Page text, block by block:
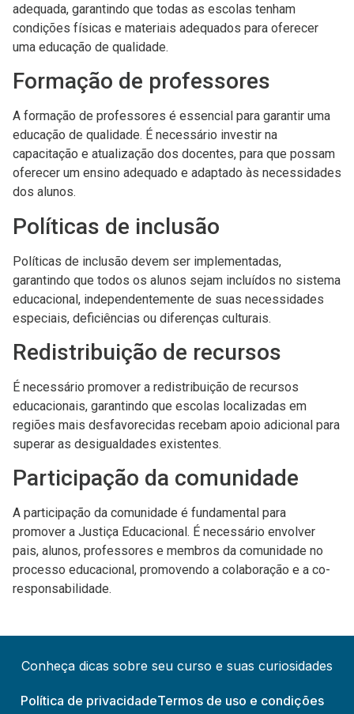
adequada, garantindo que todas as escolas tenham
condições físicas e materiais adequados para oferecer
uma educação de qualidade.
Formação de professores
A formação de professores é essencial para garantir uma
educação de qualidade. É necessário investir na
capacitação e atualização dos docentes, para que possam
oferecer um ensino adequado e adaptado às necessidades
dos alunos.
Políticas de inclusão
Políticas de inclusão devem ser implementadas,
garantindo que todos os alunos sejam incluídos no sistema
educacional, independentemente de suas necessidades
especiais, deficiências ou diferenças culturais.
Redistribuição de recursos
É necessário promover a redistribuição de recursos
educacionais, garantindo que escolas localizadas em
regiões mais desfavorecidas recebam apoio adicional para
superar as desigualdades existentes.
Participação da comunidade
A participação da comunidade é fundamental para
promover a Justiça Educacional. É necessário envolver
pais, alunos, professores e membros da comunidade no
processo educacional, promovendo a colaboração e a co-
responsabilidade.
Conheça dicas sobre seu curso e suas curiosidades
Política de privacidadeTermos de uso e condições